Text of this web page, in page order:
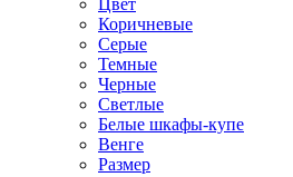
Цвет
Коричневые
Серые
Темные
Черные
Светлые
Белые шкафы-купе
Венге
Размер